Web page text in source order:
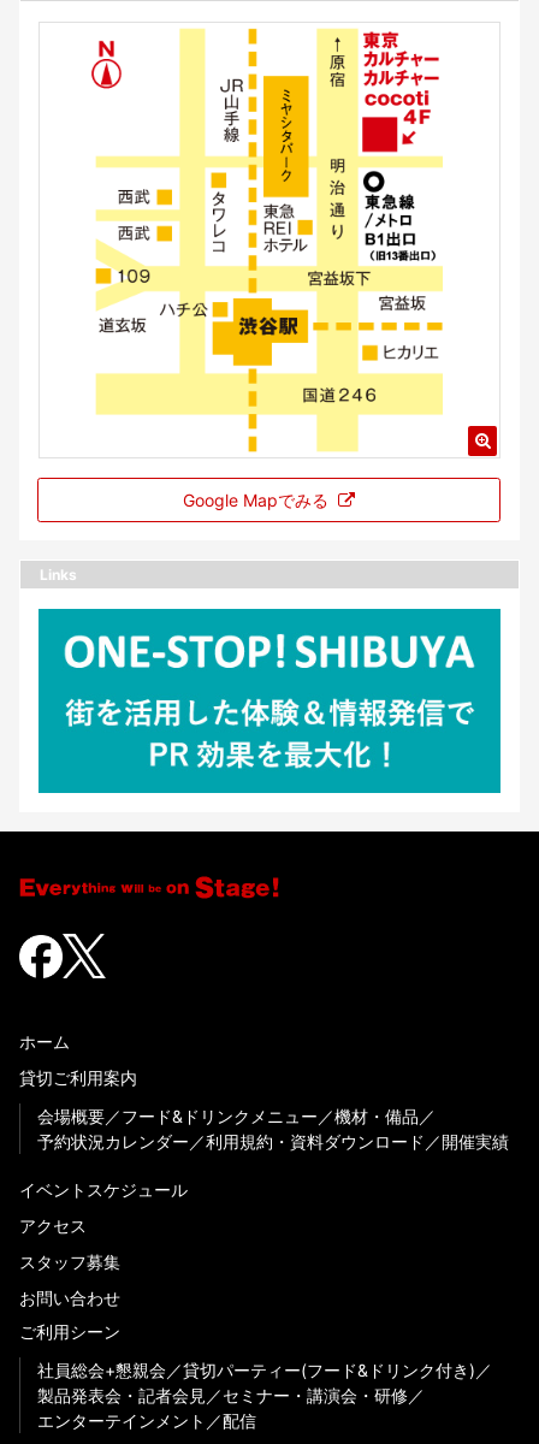
Google Mapでみる
Links
ホーム
貸切ご利用案内
会場概要
フード&ドリンクメニュー
機材・備品
予約状況カレンダー
利用規約・資料ダウンロード 開催実績
イベントスケジュール
アクセス
スタッフ募集
お問い合わせ
ご利用シーン
社員総会+懇親会
貸切パーティー(フード&ドリンク付き)
製品発表会・記者会見
セミナー・講演会・研修
エンターテインメント
配信